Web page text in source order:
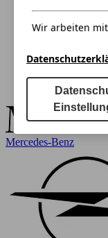
Wir arbeiten
Mercedes-Benz